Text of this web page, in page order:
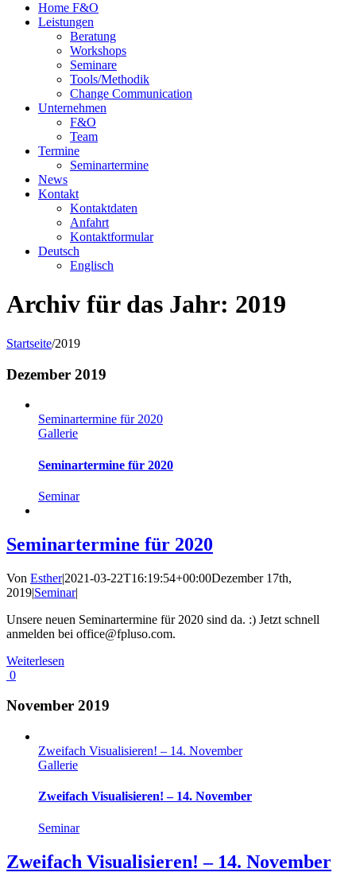
Home F&O
Leistungen
Beratung
Workshops
Seminare
Tools/Methodik
Change Communication
Unternehmen
F&O
Team
Termine
Seminartermine
News
Kontakt
Kontaktdaten
Anfahrt
Kontaktformular
Deutsch
Englisch
Archiv für das Jahr: 2019
Startseite/2019
Dezember 2019
Seminartermine für 2020
Gallerie
Seminartermine für 2020
Seminar
Seminartermine für 2020
Von Esther|2021-03-22T16:19:54+00:00Dezember 17th,
2019|Seminar|
Unsere neuen Seminartermine für 2020 sind da. :) Jetzt schnell
anmelden bei office@fpluso.com.
Weiterlesen
0
November 2019
Zweifach Visualisieren! – 14. November
Gallerie
Zweifach Visualisieren! – 14. November
Seminar
Zweifach Visualisieren! – 14. November